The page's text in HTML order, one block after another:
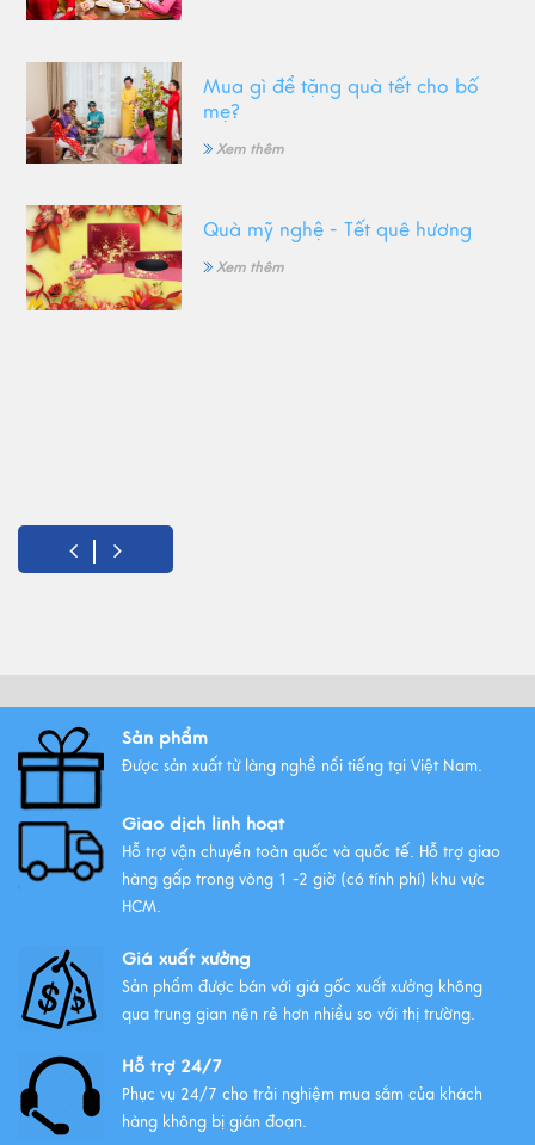
Mua gì để tặng quà tết cho bố
mẹ?
Xem thêm
Quà mỹ nghệ - Tết quê hương
Xem thêm
Sản phẩm
Được sản xuất từ làng nghề nổi tiếng tại Việt Nam.
Giao dịch linh hoạt
Hỗ trợ vận chuyển toàn quốc và quốc tế. Hỗ trợ giao
hàng gấp trong vòng 1 -2 giờ (có tính phí) khu vực
HCM.
Giá xuất xưởng
Sản phẩm được bán với giá gốc xuất xưởng không
qua trung gian nên rẻ hơn nhiều so với thị trường.
Hỗ trợ 24/7
Phục vụ 24/7 cho trải nghiệm mua sắm của khách
hàng không bị gián đoạn.